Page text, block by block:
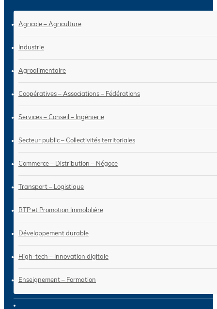
Agricole – Agriculture
Industrie
Agroalimentaire
Coopératives – Associations – Fédérations
Services – Conseil – Ingénierie
Secteur public – Collectivités territoriales
Commerce – Distribution – Négoce
Transport – Logistique
BTP et Promotion Immobilière
Développement durable
High-tech – Innovation digitale
Enseignement – Formation